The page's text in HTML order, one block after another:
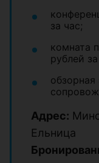
за час;
комната
рублей
обзорная
Адрес:
Ельница